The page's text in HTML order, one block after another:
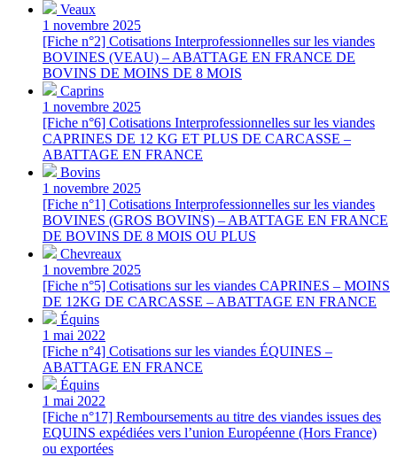
Veaux
1 novembre 2025
[Fiche n°2] Cotisations Interprofessionnelles sur les viandes
BOVINES (VEAU) – ABATTAGE EN FRANCE DE
BOVINS DE MOINS DE 8 MOIS
Caprins
1 novembre 2025
[Fiche n°6] Cotisations Interprofessionnelles sur les viandes
CAPRINES DE 12 KG ET PLUS DE CARCASSE –
ABATTAGE EN FRANCE
Bovins
1 novembre 2025
[Fiche n°1] Cotisations Interprofessionnelles sur les viandes
BOVINES (GROS BOVINS) – ABATTAGE EN FRANCE
DE BOVINS DE 8 MOIS OU PLUS
Chevreaux
1 novembre 2025
[Fiche n°5] Cotisations sur les viandes CAPRINES – MOINS
DE 12KG DE CARCASSE – ABATTAGE EN FRANCE
Équins
1 mai 2022
[Fiche n°4] Cotisations sur les viandes ÉQUINES –
ABATTAGE EN FRANCE
Équins
1 mai 2022
[Fiche n°17] Remboursements au titre des viandes issues des
EQUINS expédiées vers l’union Européenne (Hors France)
ou exportées